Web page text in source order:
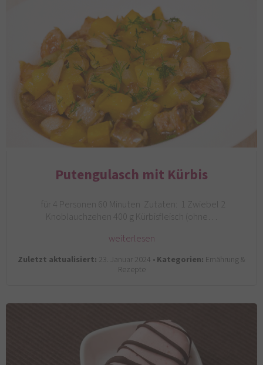
Putengulasch mit Kürbis
für 4 Personen 60 Minuten Zutaten: 1 Zwiebel 2
Knoblauchzehen 400 g Kürbisfleisch (ohne…
weiterlesen
Zuletzt aktualisiert: 23. Januar 2024 •Kategorien: Ernährung &
Rezepte